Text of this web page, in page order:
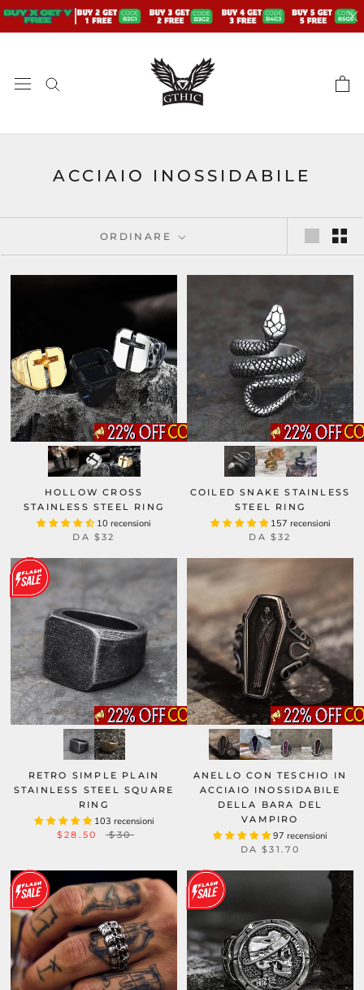
Skip
ACCIAIO INOSSIDABILE
ORDINARE
HOLLOW CROSS
STAINLESS STEEL RING
10 recensioni
DA $32
COILED SNAKE STAINLESS
STEEL RING
157 recensioni
DA $32
RETRO SIMPLE PLAIN
STAINLESS STEEL SQUARE
RING
103 recensioni
$28.50 $30
ANELLO CON TESCHIO IN
ACCIAIO INOSSIDABILE
DELLA BARA DEL
VAMPIRO
97 recensioni
DA$31.70